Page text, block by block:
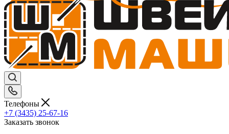
Телефоны
+7 (3435) 25-67-16
Заказать звонок